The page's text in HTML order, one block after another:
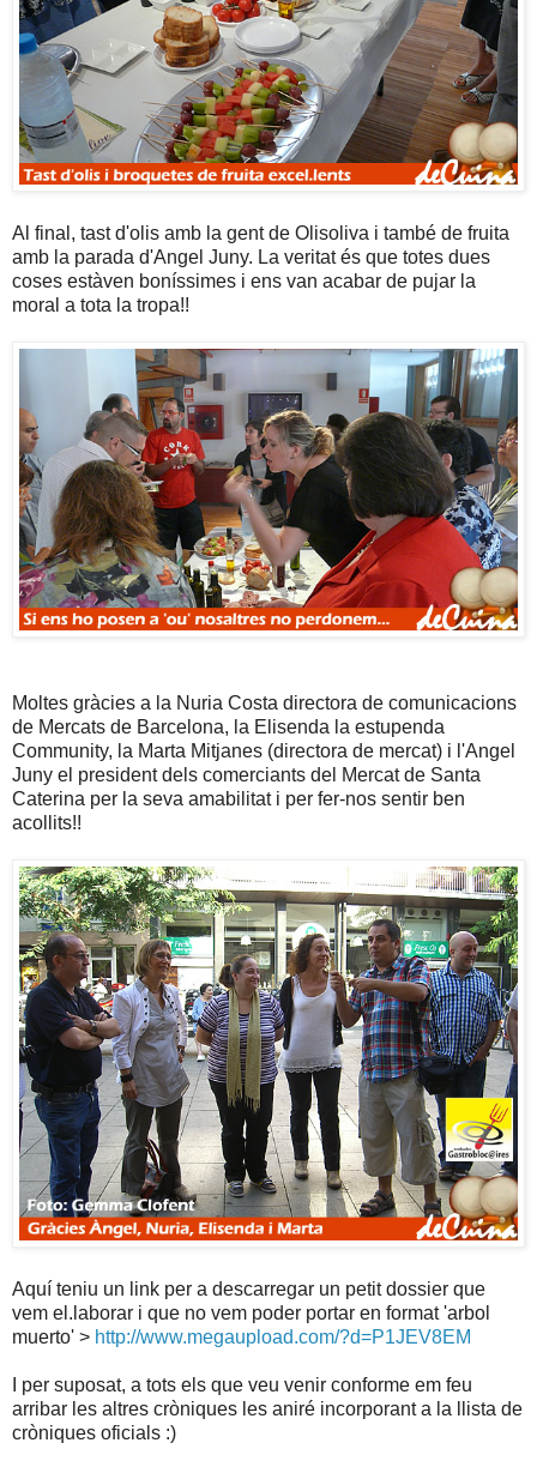
Al final, tast d'olis amb la gent de Olisoliva i també de fruita
amb la parada d'Angel Juny. La veritat és que totes dues
coses estàven boníssimes i ens van acabar de pujar la
moral a tota la tropa!!
Moltes gràcies a la Nuria Costa directora de comunicacions
de Mercats de Barcelona, la Elisenda la estupenda
Community, la Marta Mitjanes (directora de mercat) i l'Angel
Juny el president dels comerciants del Mercat de Santa
Caterina per la seva amabilitat i per fer-nos sentir ben
acollits!!
Aquí teniu un link per a descarregar un petit dossier que
vem el.laborar i que no vem poder portar en format 'arbol
muerto' > http://www.megaupload.com/?d=P1JEV8EM
I per suposat, a tots els que veu venir conforme em feu
arribar les altres cròniques les aniré incorporant a la llista de
cròniques oficials :)